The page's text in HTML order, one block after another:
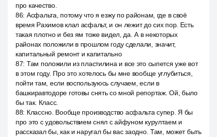
про качество.
86: Асфальта, потому что я езжу по районам, где в своё
время Рахимов клал асфальт, и он лежит до сих пор. Есть
такая плотно и без ям тоже видел, да. А в некоторых
районах положили в прошлом году сделали, значит,
капитальный ремонт и капитально
87: Там положили из пластилина и все это сыпется уже вот
в этом году. Про это хотелось бы мне вообще углубиться,
пойти там, если воспользуюсь случаем, если в
башкиравтодоре готовы снять со мной репортаж. Ой, было
бы так. Класс.
88: Классно. Вообще производство асфальта супер. Я бы
про это с удовольствием снял с айфуном курултаем и
рассказал бы, как и наругал бы вас заодно. Там, может быть